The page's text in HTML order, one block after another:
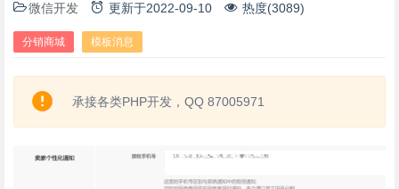
微信开发 更新于2022-09-10 热度(3089)
分销商城 模板消息
承接各类PHP开发，QQ 87005971